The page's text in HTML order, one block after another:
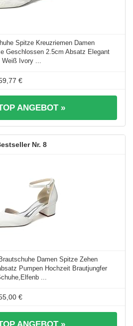
Spitze Kreuzriemen Damen
Geschlossen 2.5cm Absatz Elegant
Weiß Ivory ...
€
ANGEBOT »
8
Damen Spitze Zehen
Pumpen Hochzeit Brautjungfer
...
€